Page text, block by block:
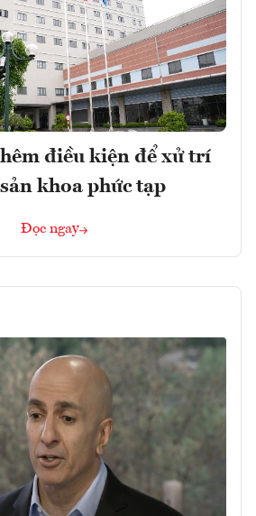
điều kiện để xử trí
sản khoa phức tạp
Đọc ngay